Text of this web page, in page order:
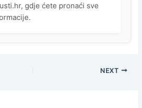
gdje ćete pronaći sve
NEXT